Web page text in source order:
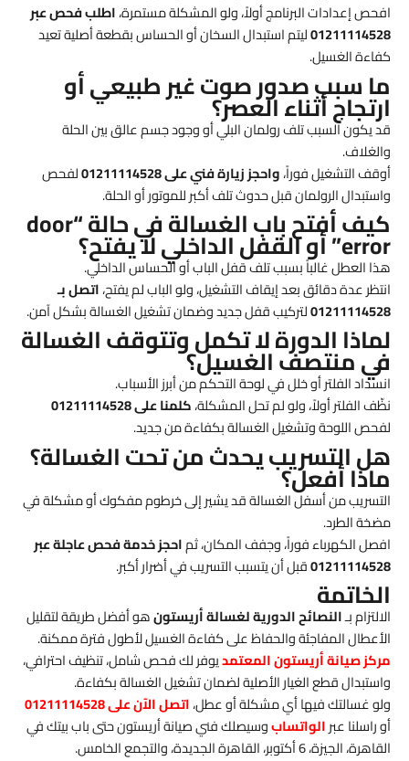
افحص إعدادات البرنامج أولاً، ولو المشكلة مستمرة،اطلب فحص عبر
01211114528ليتم استبدال السخان أو الحساس بقطعة أصلية تعيد
كفاءة الغسيل.
ما سبب صدور صوت غير طبيعي أو
ارتجاج أثناء العصر؟
قد يكون السبب تلف رولمان البلي أو وجود جسم عالق بين الحلة
والغلاف.
أوقف التشغيل فوراً،واحجز زيارة فني على 01211114528
لفحص
واستبدال الرولمان قبل حدوث تلف أكبر للموتور أو الحلة.
كيف أفتح باب الغسالة في حالة “door
error” أو القفل الداخلي لا يفتح؟
هذا العطل غالباً بسبب تلف قفل الباب أو الحساس الداخلي.
انتظر عدة دقائق بعد إيقاف التشغيل، ولو الباب لم يفتح،اتصل بـ
01211114528لتركيب قفل جديد وضمان تشغيل الغسالة بشكل آمن.
لماذا الدورة لا تكمل وتتوقف الغسالة
في منتصف الغسيل؟
انسداد الفلتر أو خلل في لوحة التحكم من أبرز الأسباب.
نظّف الفلتر أولاً، ولو لم تحل المشكلة،كلمنا على 01211114528
لفحص اللوحة وتشغيل الغسالة بكفاءة من جديد.
هل التسريب يحدث من تحت الغسالة؟
ماذا أفعل؟
التسريب من أسفل الغسالة قد يشير إلى خرطوم مفكوك أو مشكلة في
مضخة الطرد.
افصل الكهرباء فوراً، وجفف المكان، ثماحجز خدمة فحص عاجلة عبر
01211114528قبل أن يتسبب التسريب في أضرار أكبر.
الخاتمة
الالتزام بـالنصائح الدورية لغسالة أريستونهو أفضل طريقة لتقليل
الأعطال المفاجئة والحفاظ على كفاءة الغسيل لأطول فترة ممكنة.
مركز صيانة أريستون المعتمديوفر لك فحص شامل، تنظيف احترافي،
واستبدال قطع الغيار الأصلية لضمان تشغيل الغسالة بكفاءة.
ولو غسالتك فيها أي مشكلة أو عطل،اتصل الآن على 01211114528
أو راسلنا عبرالواتسابوسيصلك فني صيانة أريستون حتى باب بيتك في
القاهرة، الجيزة، 6 أكتوبر، القاهرة الجديدة، والتجمع الخامس.